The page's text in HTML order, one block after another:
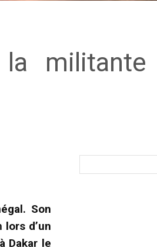
militante
Son
d’un
Dakar le